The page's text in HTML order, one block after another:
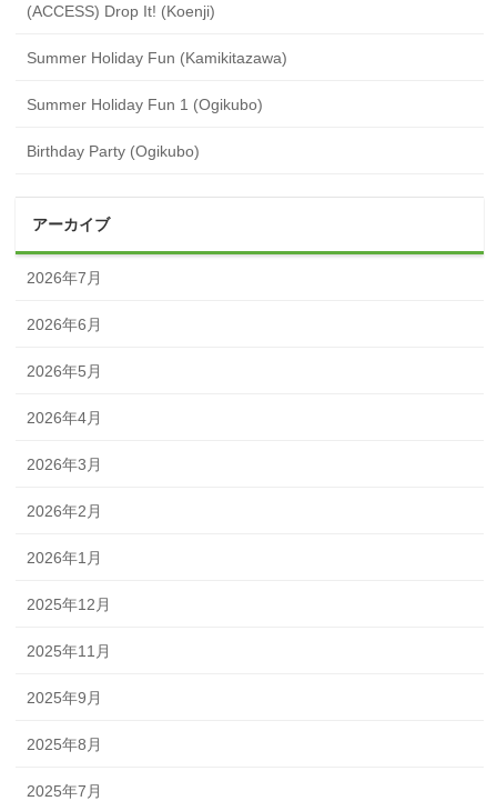
(ACCESS) Drop It! (Koenji)
Summer Holiday Fun (Kamikitazawa)
Summer Holiday Fun 1 (Ogikubo)
Birthday Party (Ogikubo)
アーカイブ
2026年7月
2026年6月
2026年5月
2026年4月
2026年3月
2026年2月
2026年1月
2025年12月
2025年11月
2025年9月
2025年8月
2025年7月